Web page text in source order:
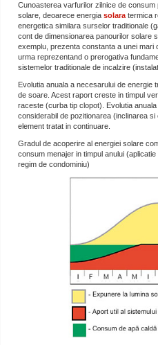
Cunoasterea varfurilor zilnice de consum
solare, deoarece energia solara termica
energetica similara surselor traditionale
cont de dimensionarea panourilor solare
exemplu, prezenta constanta a unei mari
urma reprezentand o prerogativa
sistemelor traditionale de incalzire
Evolutia anuala a necesarului de energie
de soare. Acest raport creste in timpul
raceste (curba tip clopot). Evolutia
considerabil de pozitionarea (inclinarea
element tratat in continuare.
Gradul de acoperire al energiei solare
consum menajer in timpul anului
regim de condominiu)